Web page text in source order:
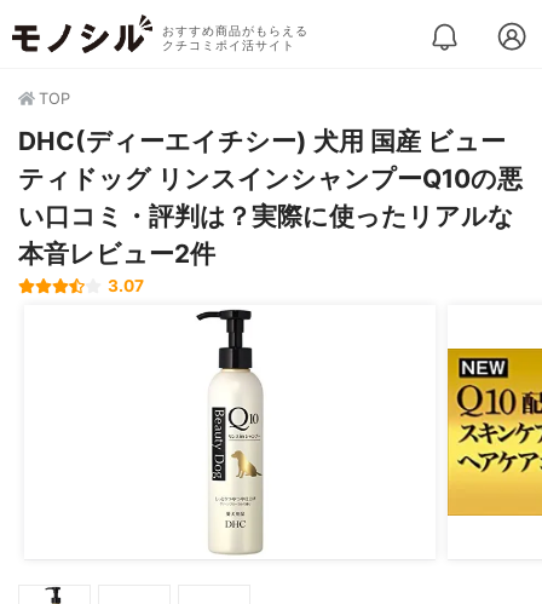
おすすめ商品がもらえる
クチコミポイ活サイト
TOP
DHC(ディーエイチシー) 犬用 国産 ビュー
ティドッグ リンスインシャンプーQ10の悪
い口コミ・評判は？実際に使ったリアルな
本音レビュー2件
3.07